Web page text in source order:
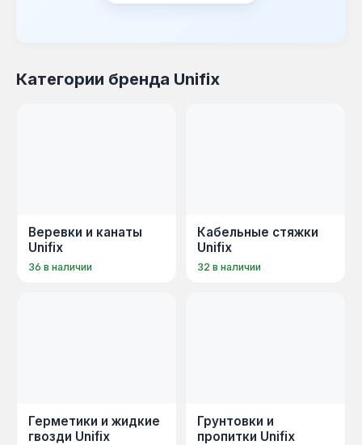
Продукция Unifix находит применение на
атмосферных воздействий.
Категории бренда Unifix
Веревки и канаты
Unifix
36 в наличии
Кабельные стяжки
Unifix
32 в наличии
Герметики и жидкие
гвозди Unifix
Грунтовки и
пропитки Unifix